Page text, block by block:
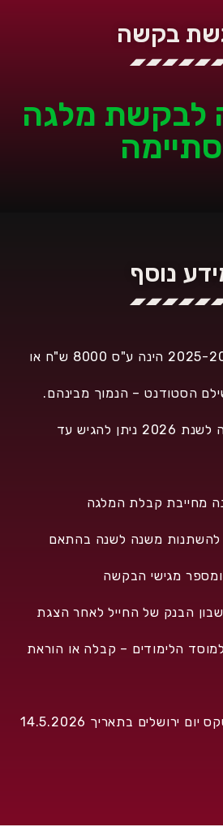
בקשה
לבקשת מלגה
נוסף
המלגה לשנת 2025-2026 הינה ע"ס 8000 ש"ח או
הסטודנט – הנמוך מבינהם.
את הבקשה למלגה לשנת 2026 ניתן להגיש עד
מחייבת קבלת המלגה
להשתנות משנה לשנה בהתאם
מגישי הבקשה
הבנק של החייל לאחר הצגת
הלימודים – קבלה או הוראת
המלגה תחולק בטקס יום ירושלים בתאריך 14.5.2026